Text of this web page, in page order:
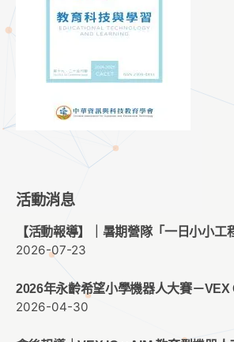
活動消息
【活動報導】｜暑期營隊「一日小小工
2026-07-23
2026年永齡希望小學機器人大賽－VEX
2026-04-30